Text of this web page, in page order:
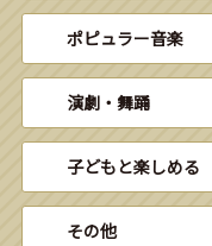
ポピュラー音楽
演劇・舞踊
子どもと楽しめる
その他